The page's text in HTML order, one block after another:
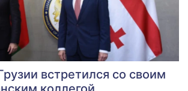
встретился со своим